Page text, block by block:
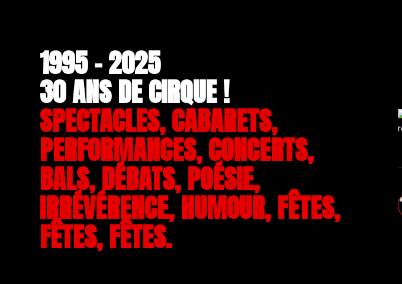
1995 - 2025
30 ANS DE CIRQUE !
SPECTACLES, CABARETS,
PERFORMANCES, CONCERTS,
BALS, DÉBATS, POÉSIE,
IRRÉVÉRENCE, HUMOUR, FÊTES,
FÊTES, FÊTES.